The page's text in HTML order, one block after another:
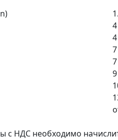
с НДС необходимо